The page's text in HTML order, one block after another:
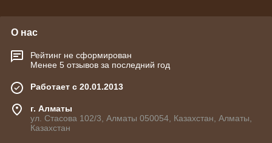
О нас
Рейтинг не сформирован
Менее 5 отзывов за последний год
Работает с 20.01.2013
г. Алматы
ул. Стасова 102/3, Алматы 050054, Казахстан, Алматы,
Казахстан